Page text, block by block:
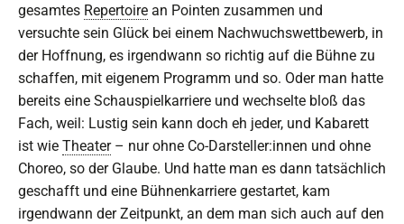
gesamtes Repertoire an Pointen zusammen und
versuchte sein Glück bei einem Nachwuchswettbewerb, in
der Hoffnung, es irgendwann so richtig auf die Bühne zu
schaffen, mit eigenem Programm und so. Oder man hatte
bereits eine Schauspielkarriere und wechselte bloß das
Fach, weil: Lustig sein kann doch eh jeder, und Kabarett
ist wie Theater– nur ohne Co-Darsteller:innen und ohne
Choreo, so der Glaube. Und hatte man es dann tatsächlich
geschafft und eine Bühnenkarriere gestartet, kam
irgendwann der Zeitpunkt, an dem man sich auch auf den